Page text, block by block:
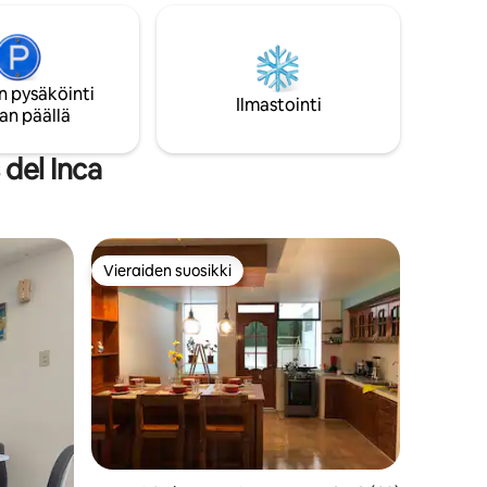
pysäköinti
päällä
Ilmastointi
Inca
Vieraiden suosikki
Vieraiden suosikki